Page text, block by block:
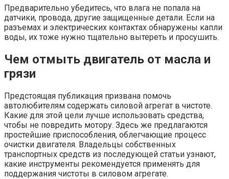
Предварительно убедитесь, что влага не попала на
датчики, провода, другие защищенные детали. Если на
разъемах и электрических контактах обнаружены капли
воды, их тоже нужно тщательно вытереть и просушить.
Чем отмыть двигатель от масла и
грязи
Предстоящая публикация призвана помочь
автолюбителям содержать силовой агрегат в чистоте.
Какие для этой цели лучше использовать средства,
чтобы не повредить мотору. Здесь же предлагаются
простейшие приспособления, облегчающие процесс
очистки двигателя. Владельцы собственных
транспортных средств из последующей статьи узнают,
какие инструменты рекомендуется применять для
поддержания чистоты в силовом агрегате.